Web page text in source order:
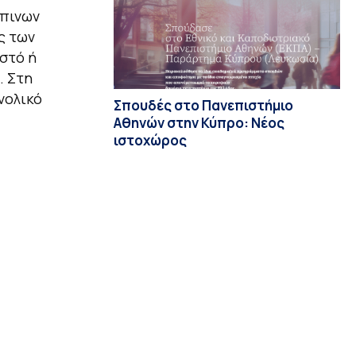
των
ή
Στη
Σπουδές στο Πανεπιστήμιο
Αθηνών στην Κύπρο: Νέος
ιστοχώρος